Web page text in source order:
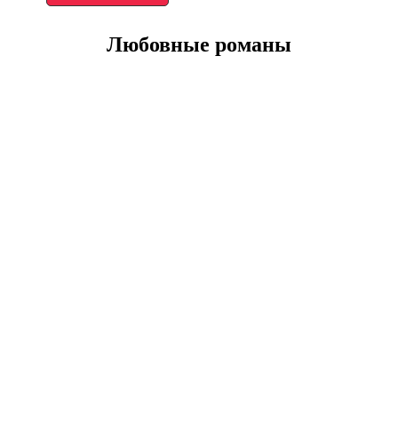
Любовные романы